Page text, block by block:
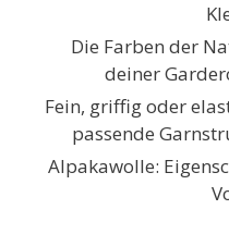
Die Farben der
deiner
Fein, griffig oder
passende
Alpakawolle: